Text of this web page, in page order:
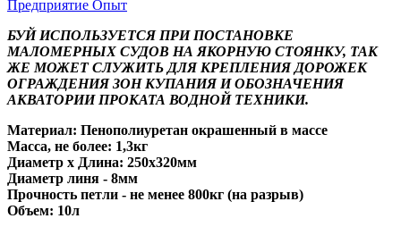
БУЙ ИСПОЛЬЗУЕТСЯ ПРИ ПОСТАНОВКЕ
МАЛОМЕРНЫХ СУДОВ НА ЯКОРНУЮ СТОЯНКУ, ТАК
ЖЕ МОЖЕТ СЛУЖИТЬ ДЛЯ КРЕПЛЕНИЯ ДОРОЖЕК
ОГРАЖДЕНИЯ ЗОН КУПАНИЯ И ОБОЗНАЧЕНИЯ
АКВАТОРИИ ПРОКАТА ВОДНОЙ ТЕХНИКИ.
Материал: Пенополиуретан окрашенный в массе
Масса, не более: 1,3кг
Диаметр х Длина: 250х320мм
Диаметр линя - 8мм
Прочность петли - не менее 800кг (на разрыв)
Объем: 10л